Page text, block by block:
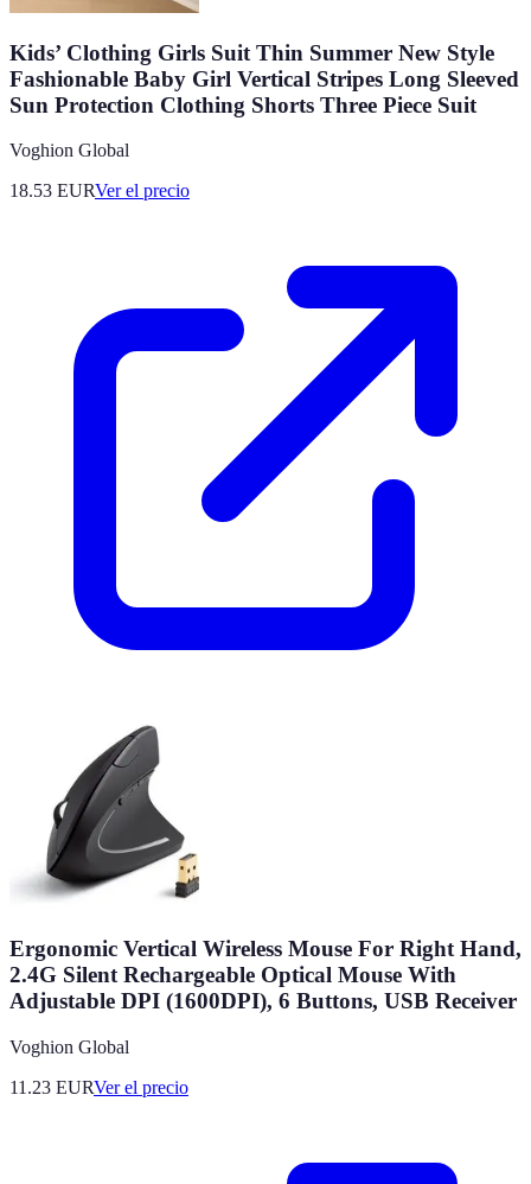
Kids’ Clothing Girls Suit Thin Summer New Style
Fashionable Baby Girl Vertical Stripes Long Sleeved
Sun Protection Clothing Shorts Three Piece Suit
Voghion Global
18.53 EURVer el precio
Ergonomic Vertical Wireless Mouse For Right Hand,
2.4G Silent Rechargeable Optical Mouse With
Adjustable DPI (1600DPI), 6 Buttons, USB Receiver
Voghion Global
11.23 EURVer el precio